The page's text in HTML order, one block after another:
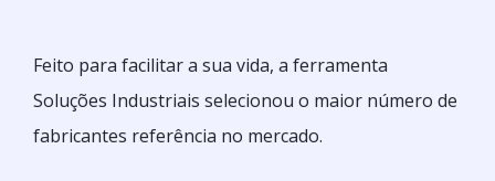
Feito para facilitar a sua vida, a ferramenta
Soluções Industriais selecionou o maior número de
fabricantes referência no mercado.